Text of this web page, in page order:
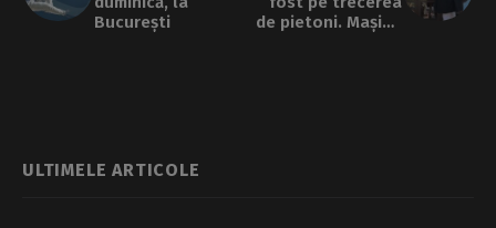
București
de pietoni. Mașina
ULTIMELE ARTICOLE